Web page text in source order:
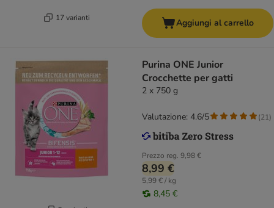
17 varianti Aggiungi al carrello
Purina ONE Junior
Crocchette per gatti
2 x 750 g
Prezzo reg. 9,98 €
8,99 €
5,99 € / kg
8,45 €
Valutazione: 4.6/5 (21)